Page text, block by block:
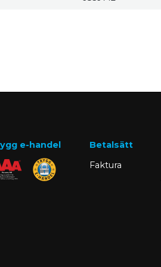
e-handel
Betalsätt
Faktura